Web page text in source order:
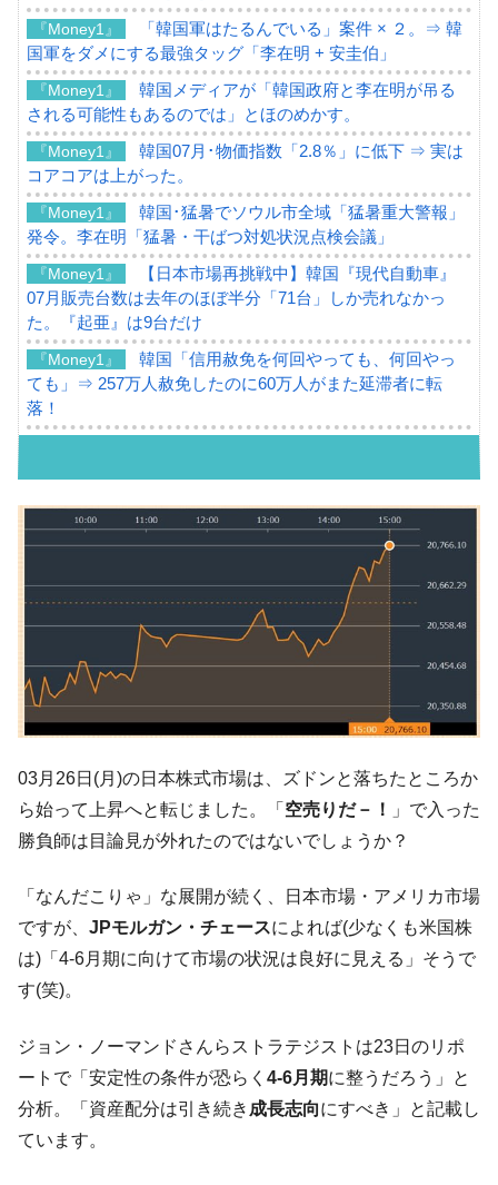
『Money1』
「韓国軍はたるんでいる」案件 × ２。⇒ 韓
国軍をダメにする最強タッグ「李在明 + 安圭伯」
『Money1』
韓国メディアが「韓国政府と李在明が吊る
される可能性もあるのでは」とほのめかす。
『Money1』
韓国07月･物価指数「2.8％」に低下 ⇒ 実は
コアコアは上がった。
『Money1』
韓国･猛暑でソウル市全域「猛暑重大警報」
発令。李在明「猛暑・干ばつ対処状況点検会議」
『Money1』
【日本市場再挑戦中】韓国『現代自動車』
07月販売台数は去年のほぼ半分「71台」しか売れなかっ
た。『起亜』は9台だけ
『Money1』
韓国「信用赦免を何回やっても、何回やっ
ても」⇒ 257万人赦免したのに60万人がまた延滞者に転
落！
『Money1』
韓国「2026年07月の輸出入」絶好調。半導
体だけで410億ドル、輸出全体の41％もある
韓国･李在明「青年層の雇用状況が悪い。せ
や、若者に起業させよう」⇒ どんな雇用対策だソレ。
『Money1』
【韓国の外貨準備】2026年07月は4,279億ド
ル。外平債の発行「19.4億ドル」
『Money1』
韓国「ここは北朝鮮なのか。選管がサーバ
言。
『Money1』
韓国は「中国と同じく」投資に不適格な国
だ。
す」⇒「金を経由するドル入手」手段ではないのか？
『Money1』
韓国･外為取引量「1日当たり1,214.4億ド
ル」まで拡大 ⇒ 海外資金の動きに強く左右される状態
『Money1』
『Money1』
韓国大統領府ボンクラ政策室長が告発され
た ⇒ 国家が行った恐るべき株価操作であり、空前の国政壟
断
『Money1』
03月26日(月)の日本株式市場は、ズドンと落ちたところか
ら始って上昇へと転じました。「 空売りだ－！
」で入った
勝負師は目論見が外れたのではないでしょうか？
「なんだこりゃ」な展開が続く、日本市場・アメリカ市場
ですが、 JPモルガン・チェースによれば(少なくも米国株
は)「4-6月期に向けて市場の状況は良好に見える」そうで
す(笑)。
ジョン・ノーマンドさんらストラテジストは23日のリポ
ートで「安定性の条件が恐らく 4-6月期に整うだろう」と
分析。「資産配分は引き続き 成長志向にすべき」と記載し
ています。